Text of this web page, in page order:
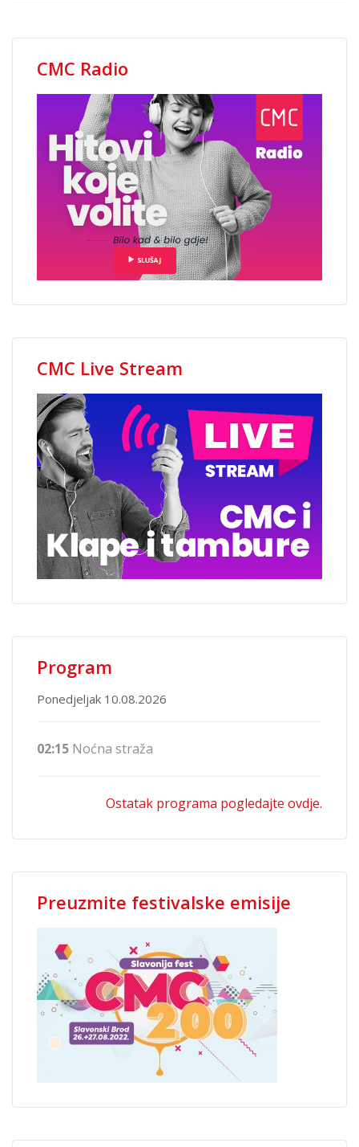
CMC Radio
CMC Live Stream
Program
Ponedjeljak 10.08.2026
02:15 Noćna straža
Ostatak programa pogledajte ovdje.
Preuzmite festivalske emisije